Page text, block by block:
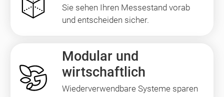
Sie sehen Ihren Messestand vorab
und entscheiden sicher.
Modular und
wirtschaftlich
Wiederverwendbare Systeme sparen